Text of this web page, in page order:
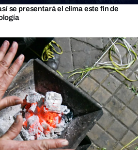
se presentará el clima este fin de